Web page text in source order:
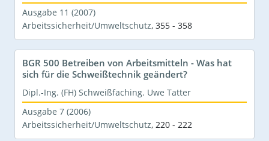
Ausgabe 11 (2007)
Arbeitssicherheit/Umweltschutz, 355 - 358
BGR 500 Betreiben von Arbeitsmitteln - Was hat
sich für die Schweißtechnik geändert?
Dipl.-Ing. (FH) Schweißfaching. Uwe Tatter
Ausgabe 7 (2006)
Arbeitssicherheit/Umweltschutz, 220 - 222